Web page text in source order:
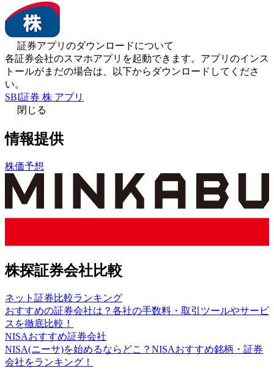
証券アプリのダウンロードについて
各証券会社のスマホアプリを起動できます。アプリのインス
トールがまだの場合は、以下からダウンロードしてくださ
い。
SBI証券 株 アプリ
閉じる
情報提供
株価予想
株探証券会社比較
ネット証券比較ランキング
おすすめの証券会社は？各社の手数料・取引ツールやサービ
スを徹底比較！
NISAおすすめ証券会社
NISA(ニーサ)を始めるならどこ？NISAおすすめ銘柄・証券
会社をランキング！